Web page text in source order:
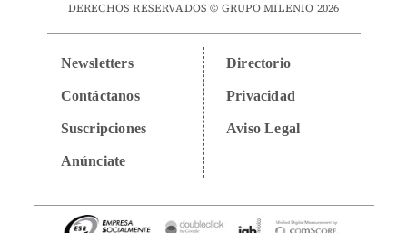
DERECHOS RESERVADOS © GRUPO MILENIO 2026
Newsletters
Contáctanos
Suscripciones
Anúnciate
Directorio
Privacidad
Aviso Legal